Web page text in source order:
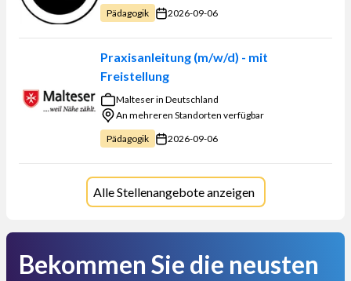
Pädagogik
2026-09-06
Praxisanleitung (m/w/d) - mit
Freistellung
Malteser in Deutschland
An mehreren Standorten verfügbar
Pädagogik
2026-09-06
Alle Stellenangebote anzeigen
Bekommen Sie die neusten